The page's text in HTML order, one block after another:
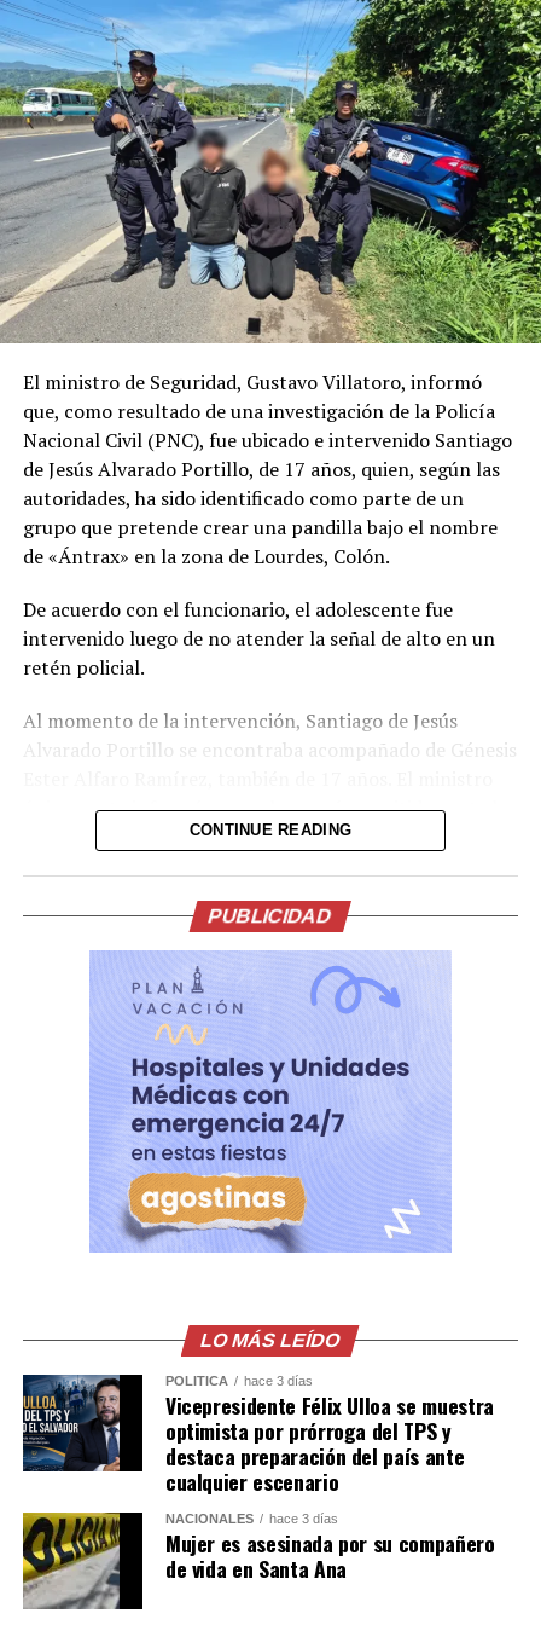
aeroportuaria más cómoda, accesible y amigable,
fortaleciendo la atención a quienes viajan con niños y
convirtiendo su llegada a El Salvador en un momento
especial.
Comparte esto:
Facebook X
Me gusta esto:
El ministro de Seguridad, Gustavo Villatoro, informó
que, como resultado de una investigación de la Policía
Nacional Civil (PNC), fue ubicado e intervenido Santiago
de Jesús Alvarado Portillo, de 17 años, quien, según las
autoridades, ha sido identificado como parte de un
grupo que pretende crear una pandilla bajo el nombre
de «Ántrax» en la zona de Lourdes, Colón.
De acuerdo con el funcionario, el adolescente fue
intervenido luego de no atender la señal de alto en un
retén policial.
Al momento de la intervención, Santiago de Jesús
Alvarado Portillo se encontraba acompañado de Génesis
únicamente informó que ambos serán remitidos ante las
autoridades correspondientes para ser procesados.
capacidad para detectar e interrumpir a tiempo el
surgimiento de organizaciones emergentes que intenten
operar bajo nuevas denominaciones. Asimismo, aseguró
que no permitirán que se repliquen las prácticas
criminales del pasado y que cualquier célula que
pretenda operar bajo esos parámetros será
desmantelada y sus integrantes llevados ante la justicia.
Comparte esto:
Facebook X
CONTINUE READING
PUBLICIDAD
LO MÁS LEÍDO
POLÍTICA hace 3 días
Vicepresidente Félix Ulloa se muestra
optimista por prórroga del TPS y
destaca preparación del país ante
cualquier escenario
NACIONALES hace 3 días
Mujer es asesinada por su compañero
de vida en Santa Ana